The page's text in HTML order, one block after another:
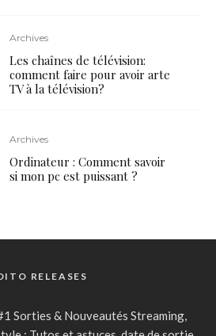
Archives
Les chaînes de télévision:
comment faire pour avoir arte
TV à la télévision?
Archives
Ordinateur : Comment savoir
si mon pc est puissant ?
RELEASES
Sorties & Nouveautés Streaming,